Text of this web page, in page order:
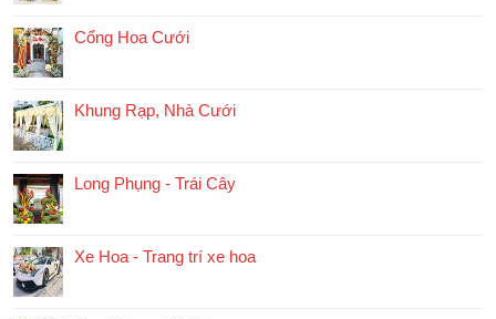
Cổng Hoa Cưới
Khung Rạp, Nhà Cưới
Long Phụng - Trái Cây
Xe Hoa - Trang trí xe hoa